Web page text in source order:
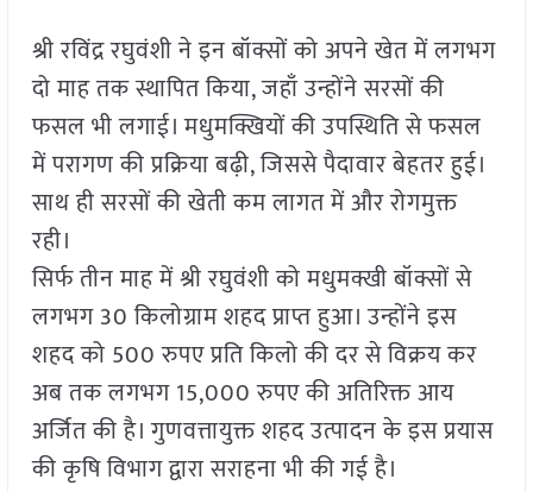
श्री रविंद्र रघुवंशी ने इन बॉक्सों को अपने खेत में लगभग
दो माह तक स्थापित किया, जहाँ उन्होंने सरसों की
फसल भी लगाई। मधुमक्खियों की उपस्थिति से फसल
में परागण की प्रक्रिया बढ़ी, जिससे पैदावार बेहतर हुई।
साथ ही सरसों की खेती कम लागत में और रोगमुक्त
रही।
सिर्फ तीन माह में श्री रघुवंशी को मधुमक्खी बॉक्सों से
लगभग 30 किलोग्राम शहद प्राप्त हुआ। उन्होंने इस
शहद को 500 रुपए प्रति किलो की दर से विक्रय कर
अब तक लगभग 15,000 रुपए की अतिरिक्त आय
अर्जित की है। गुणवत्तायुक्त शहद उत्पादन के इस प्रयास
की कृषि विभाग द्वारा सराहना भी की गई है।